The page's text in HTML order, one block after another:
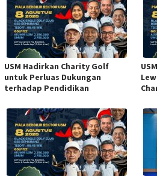
USM Hadirkan Charity Golf
untuk Perluas Dukungan
terhadap Pendidikan